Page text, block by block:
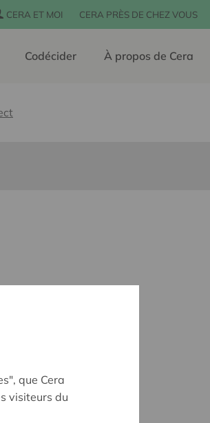
CERA ET MOI CERA PRÈS DE CHEZ VOUS
Codécider À propos de Cera
que Cera
visiteurs du